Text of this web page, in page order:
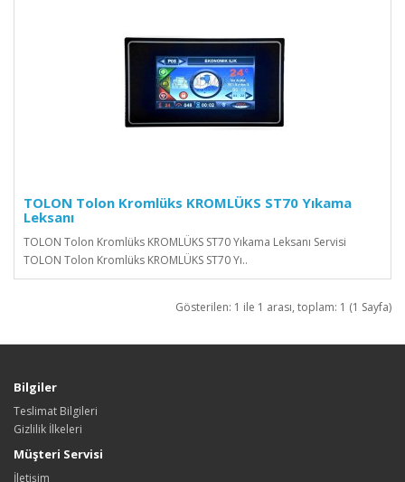
TOLON Tolon Kromlüks KROMLÜKS ST70 Yıkama
Leksanı
TOLON Tolon Kromlüks KROMLÜKS ST70 Yıkama Leksanı Servisi
TOLON Tolon Kromlüks KROMLÜKS ST70 Yı..
Gösterilen: 1 ile 1 arası, toplam: 1 (1 Sayfa)
Bilgiler
Teslimat Bilgileri
Gizlilik İlkeleri
Müşteri Servisi
İletişim